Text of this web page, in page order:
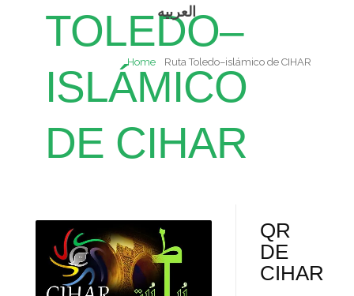
العربيه
TOLEDO–
ISLÁMICO
DE CIHAR
Home Ruta Toledo–islámico de CIHAR
QR
DE
CIHAR